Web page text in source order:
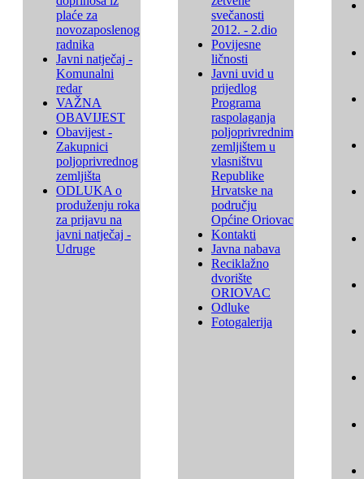
plaće za
novozaposlenog
radnika
Javni natječaj -
Komunalni
redar
VAŽNA
OBAVIJEST
Obavijest -
Zakupnici
poljoprivrednog
zemljišta
ODLUKA o
produženju roka
za prijavu na
javni natječaj -
Udruge
svečanosti
2012. - 2.dio
Povijesne
ličnosti
Javni uvid u
prijedlog
Programa
raspolaganja
poljoprivrednim
zemljištem u
vlasništvu
Republike
Hrvatske na
području
Općine Oriovac
Kontakti
Javna nabava
Reciklažno
dvorište
ORIOVAC
Odluke
Fotogalerija